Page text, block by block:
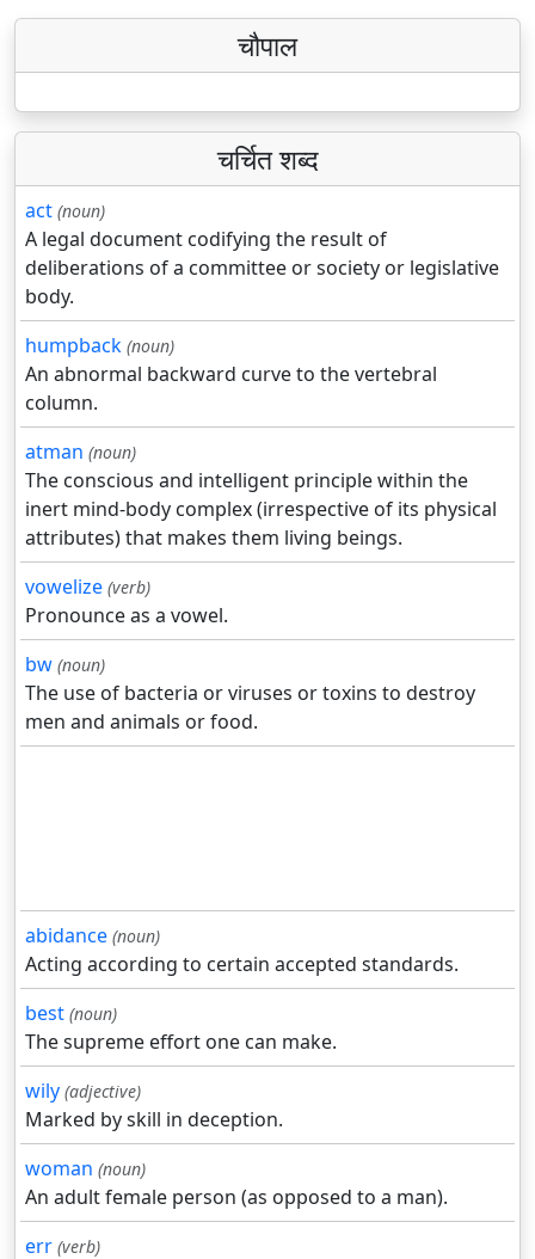
चौपाल
चर्चित शब्द
act (noun)
A legal document codifying the result of
deliberations of a committee or society or legislative
body.
humpback (noun)
An abnormal backward curve to the vertebral
column.
atman (noun)
The conscious and intelligent principle within the
inert mind-body complex (irrespective of its physical
attributes) that makes them living beings.
vowelize (verb)
Pronounce as a vowel.
bw (noun)
The use of bacteria or viruses or toxins to destroy
men and animals or food.
abidance (noun)
Acting according to certain accepted standards.
best (noun)
The supreme effort one can make.
wily (adjective)
Marked by skill in deception.
woman (noun)
An adult female person (as opposed to a man).
err (verb)